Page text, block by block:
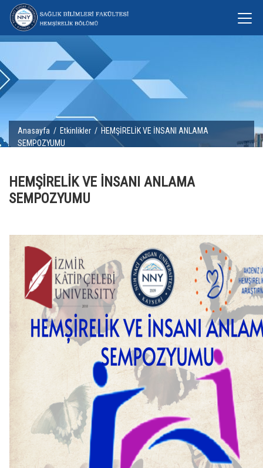
Anasayfa / Etkinlikler / HEMŞİRELİK VE İNSANI ANLAMA
SEMPOZYUMU
HEMŞİRELİK VE İNSANI ANLAMA
SEMPOZYUMU